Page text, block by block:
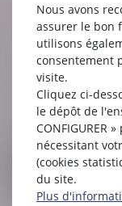
04 67
Nous avons
assurer le bon
utilisons
consentement
visite.
Cliquez ci-
le dépôt de
CONFIGURER
nécessitant
(cookies
du site.
Plus